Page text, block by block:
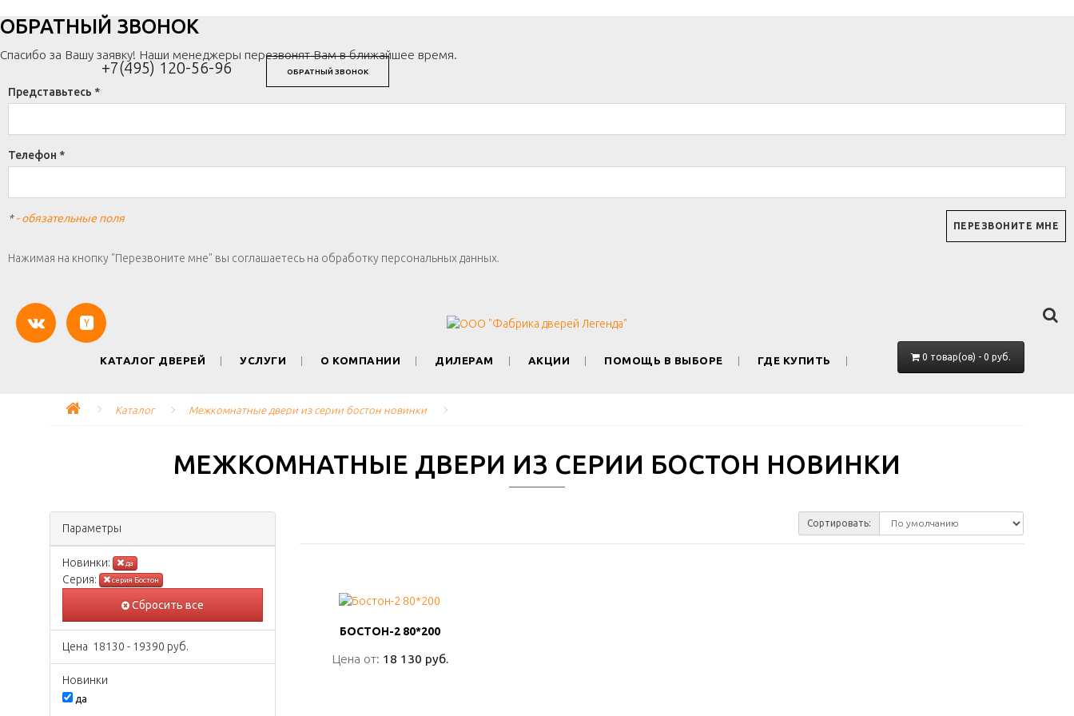
+7(495) 120-56-96 ОБРАТНЫЙ ЗВОНОК
ОБРАТНЫЙ ЗВОНОК
Спасибо за Вашу заявку! Наши менеджеры перезвонят Вам в ближайшее время.
Представьтесь *
Телефон *
*- обязательные поля
Нажимая на кнопку "Перезвоните мне" вы соглашаетесь на обработку персональных данных.
КАТАЛОГ ДВЕРЕЙ УСЛУГИ О КОМПАНИИ ДИЛЕРАМ АКЦИИ ПОМОЩЬ В ВЫБОРЕ ГДЕ КУПИТЬ 0 товар(ов) - 0 руб.
Каталог Межкомнатные двери из серии бостон новинки
МЕЖКОМНАТНЫЕ ДВЕРИ ИЗ СЕРИИ БОСТОН НОВИНКИ
Параметры
Новинки: да
Серия: серия Бостон
Сбросить все
Цена 18130 - 19390 руб.
Новинки
да
Сортировать:
БОСТОН-2 80*200
Цена от: 18 130 руб.
БОСТОН-2 80*200
Цена от: 18 130 руб.